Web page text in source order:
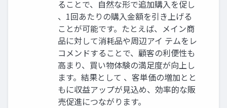
ることで、自然な形で追加購入を促し
、1回あたりの購入金額を引き上げる
ことが可能です。たとえば、メイン商
品に対して消耗品や周辺アイ テムをレ
コメンドすることで、顧客の利便性も
高まり、買い物体験の満足度が向上し
ます。結果として 、客単価の増加とと
もに収益アップが見込め、効率的な販
売促進につながります。